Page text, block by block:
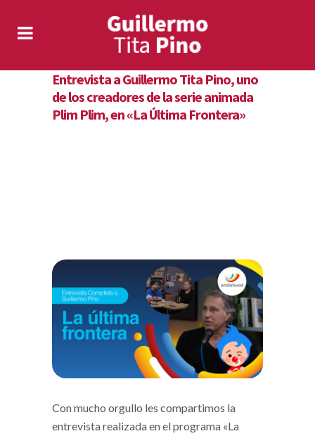
Entrevista a Guillermo Tita Pino, uno
de los creadores de la serie animada
Plim Plim, en «La Última Frontera»
Con mucho orgullo les compartimos la
entrevista realizada en el programa «La